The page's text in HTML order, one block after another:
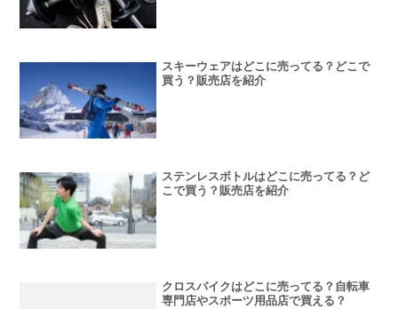
スキーウェアはどこに売ってる？どこで
買う？販売店を紹介
ステンレスボトルはどこに売ってる？ど
こで買う？販売店を紹介
クロスバイクはどこに売ってる？自転車
専門店やスポーツ用品店で買える？